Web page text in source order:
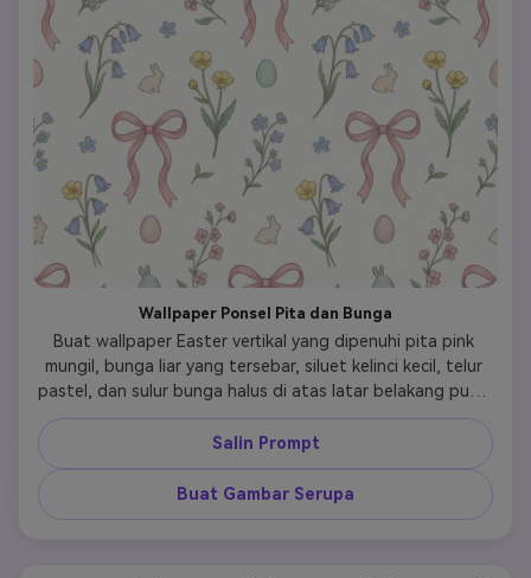
Wallpaper Ponsel Pita dan Bunga
Buat wallpaper Easter vertikal yang dipenuhi pita pink
mungil, bunga liar yang tersebar, siluet kelinci kecil, telur
pastel, dan sulur bunga halus di atas latar belakang putih
gading. Polanya harus terasa lembut, girly, dan sedikit
vintage, dengan tampilan coquette yang halus, jarak yang
tajam, dan sentuhan akhir wallpaper ponsel premium.
Tambahkan tekstur kertas halus, bayangan ringan, dan
pesona tangan yang lembut agar gambar terasa
Salin Prompt
Buat Gambar Serupa